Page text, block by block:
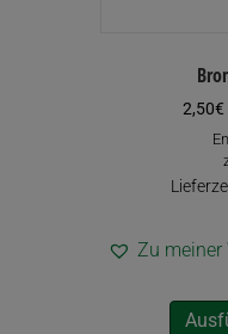
2,50€
Zu meiner